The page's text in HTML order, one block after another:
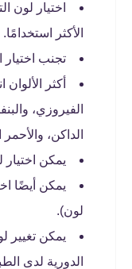
اختيار لون
الأكثر استخدامًا.
تجنب اختيار
أكثر الألوان
الفيروزي،
الداكن، والأحمر
يمكن
يمكن أيضًا
لون).
يمكن تغيير
الدورية لدى